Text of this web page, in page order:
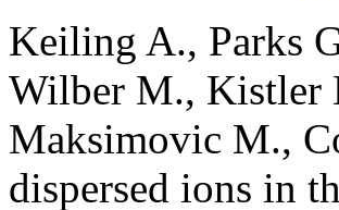
Keiling A., Parks
Wilber M., Kistler
Maksimovic M.,
dispersed ions in